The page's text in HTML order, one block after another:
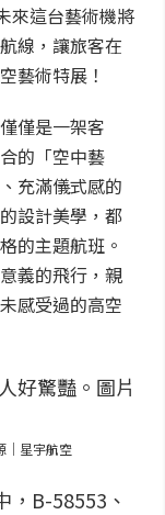
來這台藝術機將
線，讓旅客在
藝術特展！
僅是一架客
的「空中藝
充滿儀式感的
設計美學，都
的主題航班。
義的飛行，親
感受過的高空
｜星宇航空